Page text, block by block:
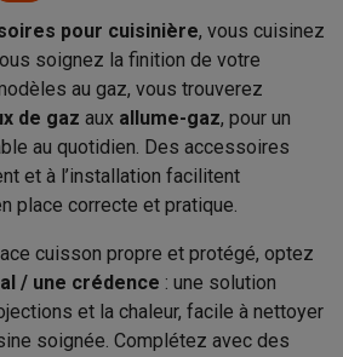
une montre connectée
Choisir une
outlet Outlet multimedia & téléphonie
pour cuisinière, vous cuisinez
soignez la finition de votre
au gaz, vous trouverez
de gaz aux allume-gaz, pour un
au quotidien. Des accessoires
et à l’installation facilitent
place correcte et pratique.
cuisson propre et protégé, optez
/ une crédence : une solution
et la chaleur, facile à nettoyer
soignée. Complétez avec des